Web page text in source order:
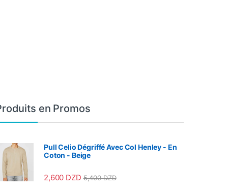
en Promos
Pull Celio Dégriffé Avec Col Henley - En
Coton - Beige
2,600 DZD 5,400DZD